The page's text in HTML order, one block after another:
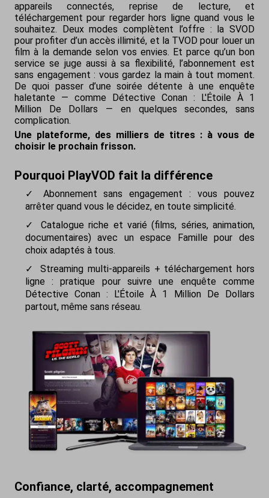
appareils connectés, reprise de lecture, et
téléchargement pour regarder hors ligne quand vous le
souhaitez. Deux modes complètent l’offre : la SVOD
pour profiter d’un accès illimité, et la TVOD pour louer un
film à la demande selon vos envies. Et parce qu’un bon
service se juge aussi à sa flexibilité, l’abonnement est
sans engagement : vous gardez la main à tout moment.
De quoi passer d’une soirée détente à une enquête
haletante — comme Détective Conan : L'Étoile À 1
Million De Dollars — en quelques secondes, sans
complication.
Une plateforme, des milliers de titres : à vous de
choisir le prochain frisson.
Pourquoi PlayVOD fait la différence
Abonnement sans engagement : vous pouvez
arrêter quand vous le décidez, en toute simplicité.
Catalogue riche et varié (films, séries, animation,
documentaires) avec un espace Famille pour des
choix adaptés à tous.
Streaming multi-appareils + téléchargement hors
ligne : pratique pour suivre une enquête comme
Détective Conan : L'Étoile À 1 Million De Dollars
partout, même sans réseau.
Confiance, clarté, accompagnement